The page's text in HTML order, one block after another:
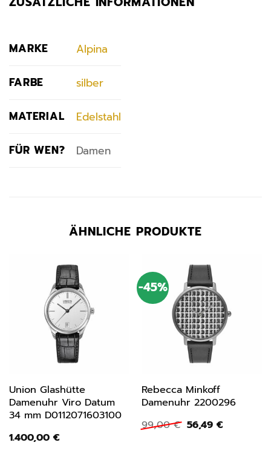
MARKE Alpina
FARBE silber
MATERIAL Edelstahl
FÜR WEN? Damen
ÄHNLICHE PRODUKTE
Union Glashütte
Damenuhr Viro Datum
34 mm D0112071603100
1.400,00 €
-45%
Rebecca Minkoff
Damenuhr 2200296
99,00€ Ursprünglicher
Preis
56,49 €Aktueller